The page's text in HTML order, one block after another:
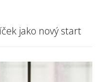
jako nový start